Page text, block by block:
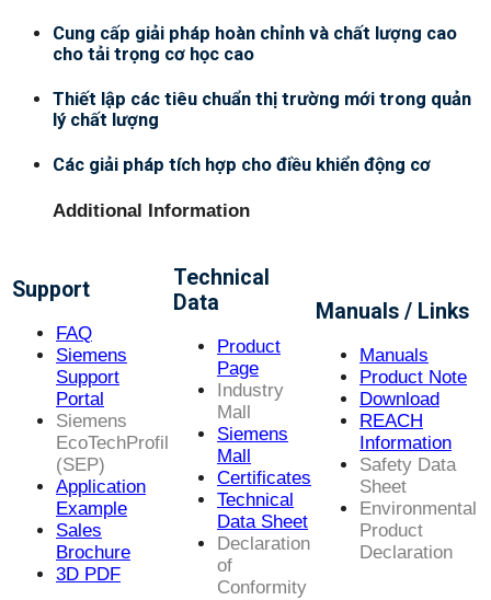
Cung cấp giải pháp hoàn chỉnh và chất lượng cao
cho tải trọng cơ học cao
Thiết lập các tiêu chuẩn thị trường mới trong quản
lý chất lượng
Các giải pháp tích hợp cho điều khiển động cơ
Additional Information
Support
FAQ
Siemens
Support
Portal
Siemens
EcoTechProfil
(SEP)
Application
Example
Sales
Brochure
3D PDF
Technical
Data
Product
Page
Industry
Mall
Siemens
Mall
Certificates
Technical
Data Sheet
Declaration
of
Conformity
Manuals / Links
Manuals
Product Note
Download
REACH
Information
Safety Data
Sheet
Environmental
Product
Declaration